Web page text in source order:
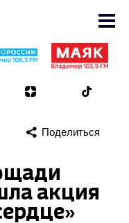
Поделиться
акция